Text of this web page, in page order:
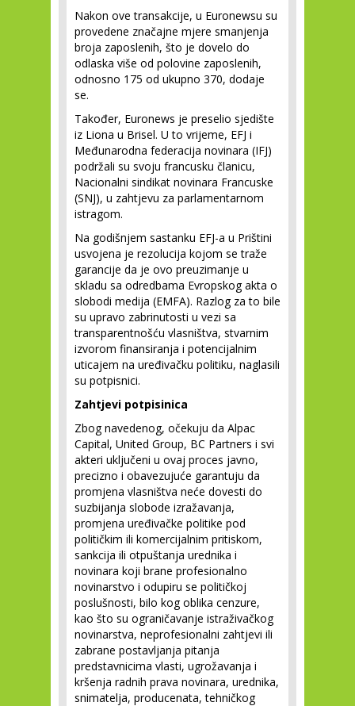
Nakon ove transakcije, u Euronewsu su
provedene značajne mjere smanjenja
broja zaposlenih, što je dovelo do
odlaska više od polovine zaposlenih,
odnosno 175 od ukupno 370, dodaje
se.
Također, Euronews je preselio sjedište
iz Liona u Brisel. U to vrijeme, EFJ i
Međunarodna federacija novinara (IFJ)
podržali su svoju francusku članicu,
Nacionalni sindikat novinara Francuske
(SNJ), u zahtjevu za parlamentarnom
istragom.
Na godišnjem sastanku EFJ-a u Prištini
usvojena je rezolucija kojom se traže
garancije da je ovo preuzimanje u
skladu sa odredbama Evropskog akta o
slobodi medija (EMFA). Razlog za to bile
su upravo zabrinutosti u vezi sa
transparentnošću vlasništva, stvarnim
izvorom finansiranja i potencijalnim
uticajem na uređivačku politiku, naglasili
su potpisnici.
Zahtjevi potpisinica
Zbog navedenog, očekuju da Alpac
Capital, United Group, BC Partners i svi
akteri uključeni u ovaj proces javno,
precizno i obavezujuće garantuju da
promjena vlasništva neće dovesti do
suzbijanja slobode izražavanja,
promjena uređivačke politike pod
političkim ili komercijalnim pritiskom,
sankcija ili otpuštanja urednika i
novinara koji brane profesionalno
novinarstvo i odupiru se političkoj
poslušnosti, bilo kog oblika cenzure,
kao što su ograničavanje istraživačkog
novinarstva, neprofesionalni zahtjevi ili
zabrane postavljanja pitanja
predstavnicima vlasti, ugrožavanja i
kršenja radnih prava novinara, urednika,
snimatelja, producenata, tehničkog